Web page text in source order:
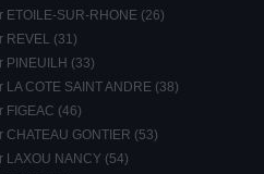
SUR-RHONE (26)
REVEL (31)
PINEUILH (33)
COTE SAINT ANDRE (38)
FIGEAC (46)
GONTIER (53)
LAXOU NANCY (54)